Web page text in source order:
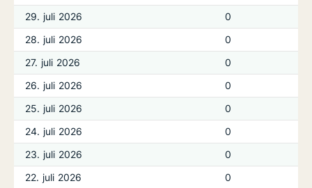
29. juli 2026
0
28. juli 2026
0
27. juli 2026
0
26. juli 2026
0
25. juli 2026
0
24. juli 2026
0
23. juli 2026
0
22. juli 2026
0